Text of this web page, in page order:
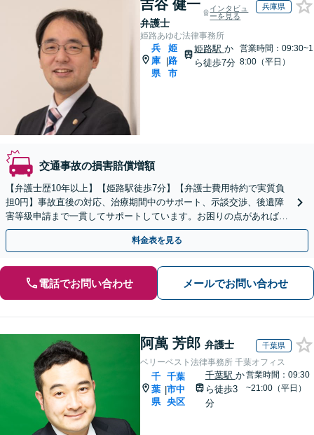
吉谷 健一
弁護士
インタビュ
ーを見る
兵庫県
姫路あゆむ法律事務所
兵
庫
県
|
姫
路
市
姫路駅 か
ら徒歩7分
営業時間：09:30~1
8:00（平日）
交通事故の損害賠償増額
【弁護士歴10年以上】【姫路駅徒歩7分】【弁護士費用特約で実質負
担0円】事故直後の対応、治療期間中のサポート、示談交渉、後遺障
害等級申請まで一貫してサポートしています。お困りの点があれば、
どのような内容でも遠慮なくご相談ください。
料金表を見る
電話でお問い合わせ メールでお問い合わせ
阿萬 芳郎 弁護士 千葉県
ベリーベスト法律事務所 千葉オフィス
千
葉
県
|
千葉
市中
央区
千葉駅 か
ら徒歩3
分
営業時間：09:30
~21:00（平日）